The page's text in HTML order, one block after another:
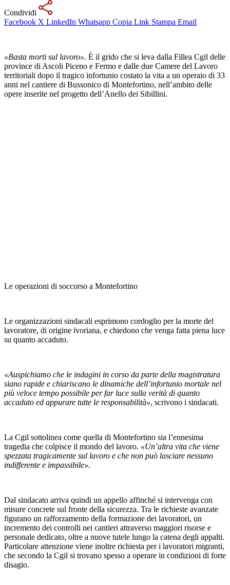
Condividi
Facebook X LinkedIn Whatsapp Copia Link Stampa Email
«Basta morti sul lavoro». È il grido che si leva dalla Fillea Cgil delle
province di Ascoli Piceno e Fermo e dalle due Camere del Lavoro
territoriali dopo il tragico infortunio costato la vita a un operaio di 33
anni nel cantiere di Bussonico di Montefortino, nell’ambito delle
opere inserite nel progetto dell’Anello dei Sibillini.
Le operazioni di soccorso a Montefortino
Le organizzazioni sindacali esprimono cordoglio per la morte del
lavoratore, di origine ivoriana, e chiedono che venga fatta piena luce
su quanto accaduto.
«Auspichiamo che le indagini in corso da parte della magistratura
siano rapide e chiariscano le dinamiche dell’infortunio mortale nel
più veloce tempo possibile per far luce sulla verità di quanto
accaduto ed appurare tutte le responsabilità», scrivono i sindacati.
La Cgil sottolinea come quella di Montefortino sia l’ennesima
tragedia che colpisce il mondo del lavoro. «Un’altra vita che viene
spezzata tragicamente sul lavoro e che non può lasciare nessuno
indifferente e impassibile».
Dal sindacato arriva quindi un appello affinché si intervenga con
misure concrete sul fronte della sicurezza. Tra le richieste avanzate
figurano un rafforzamento della formazione dei lavoratori, un
incremento dei controlli nei cantieri attraverso maggiori risorse e
personale dedicato, oltre a nuove tutele lungo la catena degli appalti.
Particolare attenzione viene inoltre richiesta per i lavoratori migranti,
che secondo la Cgil si trovano spesso a operare in condizioni di forte
disagio.